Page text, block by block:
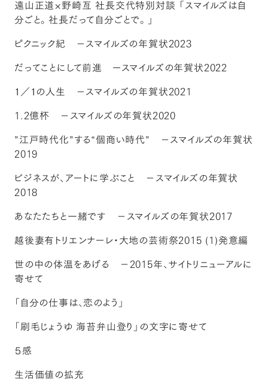
遠山正道×野崎亙 社長交代特別対談 「スマイルズは自
分ごと。社長だって自分ごとで。」
ピクニック紀 －スマイルズの年賀状2023
だってことにして前進 ースマイルズの年賀状2022
１／１の人生 －スマイルズの年賀状2021
1.2億杯 －スマイルズの年賀状2020
”江戸時代化”する“個商い時代” －スマイルズの年賀状
2019
ビジネスが、アートに学ぶこと －スマイルズの年賀状
2018
あなたたちと一緒です －スマイルズの年賀状2017
越後妻有トリエンナーレ・大地の芸術祭2015 (1)発意編
世の中の体温をあげる －2015年、サイトリニューアルに
寄せて
「自分の仕事は、恋のよう」
「刷毛じょうゆ 海苔弁山登り」の文字に寄せて
５感
生活価値の拡充